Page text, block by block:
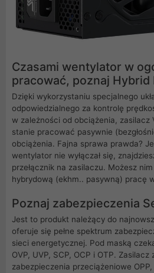
Czasami wentylator w
pracować, poznaj Hybrid
Dzięki wykorzystaniu specjalnego
odpowiedzialnego za kontrolę
w zależności od obciążenia, zasilacz
stanie pracować pasywnie
obciążenia. Fajna sprawa prawda?
wentylator nie wyłączał się,
przełącznik na zasilaczu. Możesz
hybrydową (ekhm.. pasywną) pracę
Poznaj zabezpieczenia
Jest to produkt należący do
oferuje się pełne spektrum
sieci energetycznej. Pod maską
OVP, UVP, SCP, OCP i OTP. Zasilacz
zabezpieczenia przeciążeniowe